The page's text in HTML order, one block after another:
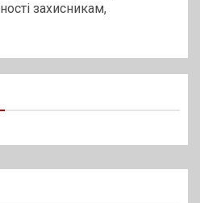
захисникам,